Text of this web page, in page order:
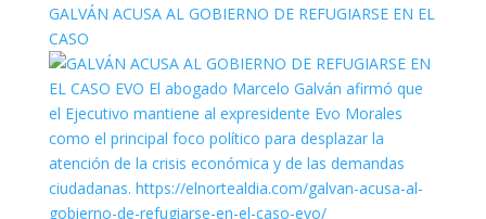
GALVÁN ACUSA AL GOBIERNO DE REFUGIARSE EN EL
CASO